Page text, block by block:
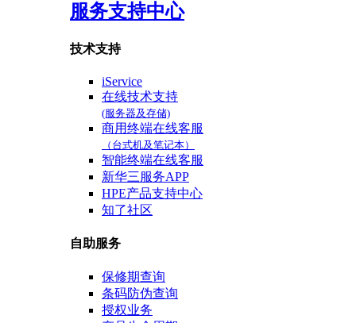
服务支持中心
技术支持
iService
在线技术支持
(服务器及存储)
商用终端在线客服
（台式机及笔记本）
智能终端在线客服
新华三服务APP
HPE产品支持中心
知了社区
自助服务
保修期查询
条码防伪查询
授权业务